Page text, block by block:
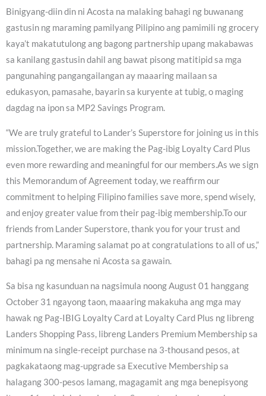
Binigyang-diin din ni Acosta na malaking bahagi ng buwanang
gastusin ng maraming pamilyang Pilipino ang pamimili ng grocery
kaya’t makatutulong ang bagong partnership upang makabawas
sa kanilang gastusin dahil ang bawat pisong matitipid sa mga
pangunahing pangangailangan ay maaaring mailaan sa
edukasyon, pamasahe, bayarin sa kuryente at tubig, o maging
dagdag na ipon sa MP2 Savings Program.
“We are truly grateful to Lander’s Superstore for joining us in this
mission.Together, we are making the Pag-ibig Loyalty Card Plus
even more rewarding and meaningful for our members.As we sign
this Memorandum of Agreement today, we reaffirm our
commitment to helping Filipino families save more, spend wisely,
and enjoy greater value from their pag-ibig membership.To our
friends from Lander Superstore, thank you for your trust and
partnership. Maraming salamat po at congratulations to all of us,”
bahagi pa ng mensahe ni Acosta sa gawain.
Sa bisa ng kasunduan na nagsimula noong August 01 hanggang
October 31 ngayong taon, maaaring makakuha ang mga may
hawak ng Pag-IBIG Loyalty Card at Loyalty Card Plus ng libreng
Landers Shopping Pass, libreng Landers Premium Membership sa
minimum na single-receipt purchase na 3-thousand pesos, at
pagkakataong mag-upgrade sa Executive Membership sa
halagang 300-pesos lamang, magagamit ang mga benepisyong